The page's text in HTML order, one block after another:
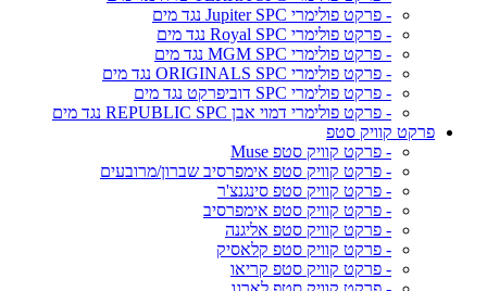
- פרקט פולימרי Jupiter SPC נגד מים
- פרקט פולימרי Royal SPC נגד מים
- פרקט פולימרי MGM SPC נגד מים
- פרקט פולימרי ORIGINALS SPC נגד מים
- פרקט פולימרי SPC דוביפרקט נגד מים
- פרקט פולימרי דמוי אבן REPUBLIC SPC נגד מים
פרקט קוויק סטפ
- פרקט קוויק סטפ Muse
- פרקט קוויק סטפ אימפרסיב שברון/מרובעים
- פרקט קוויק סטפ סינגנצ'ר
- פרקט קוויק סטפ אימפרסיב
- פרקט קוויק סטפ אליגנה
- פרקט קוויק סטפ קלאסיק
- פרקט קוויק סטפ קריאו